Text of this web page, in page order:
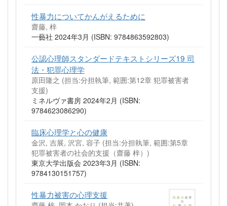
性暴力についてかんがえるために
齋藤, 梓
一藝社 2024年3月 (ISBN: 9784863592803)
公認心理師スタンダードテキストシリーズ19 司
法・犯罪心理学
原田隆之 (担当:分担執筆, 範囲:第12章 犯罪被害者
支援)
ミネルヴァ書房 2024年2月 (ISBN:
9784623086290)
臨床心理学と心の健康
金沢, 吉展, 沢宮, 容子 (担当:分担執筆, 範囲:第5章
犯罪被害者の社会的支援（齋藤 梓）)
東京大学出版会 2023年3月 (ISBN:
9784130151757)
性暴力被害の心理支援